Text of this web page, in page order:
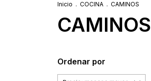
Inicio . COCINA . CAMINOS
CAMINOS
Ordenar por